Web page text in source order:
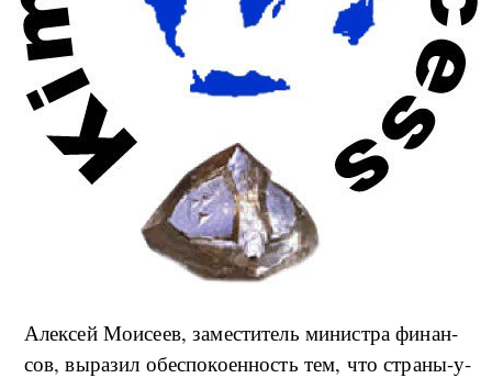
Алек­сей Мо­и­се­ев, за­ме­сти­тель ми­ни­ст­ра фи­нан­
сов, вы­ра­зил обес­по­ко­ен­ность тем, что стра­ны-у­